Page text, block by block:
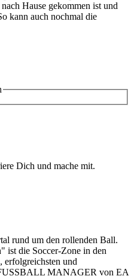
Hause gekommen ist und
kann auch nochmal die
Dich und mache mit.
rund um den rollenden Ball.
ist die Soccer-Zone in den
erfolgreichsten und
FUSSBALL MANAGER von EA